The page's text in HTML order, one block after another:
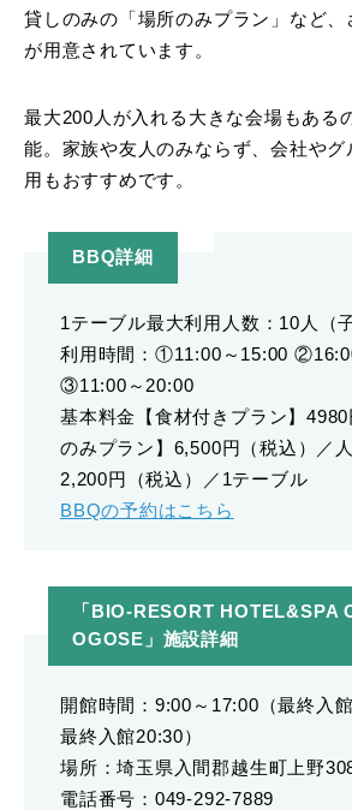
貸しのみの「場所のみプラン」など、
が用意されています。
最大200人が入れる大きな会場もある
能。家族や友人のみならず、会社やグ
用もおすすめです。
BBQ詳細
1テーブル最大利用人数：10人（
利用時間：①11:00～15:00
③11:00～20:00
基本料金【食材付きプラン】
のみプラン】6,500円（税込）／
2,200円（税込）／1テーブル
BBQの予約はこちら
「BIO-RESORT HOTEL&SPA
OGOSE」施設詳細
開館時間：9:00～17:00（最終入
最終入館20:30）
場所：埼玉県入間郡越生町上野
電話番号：049-292-7889